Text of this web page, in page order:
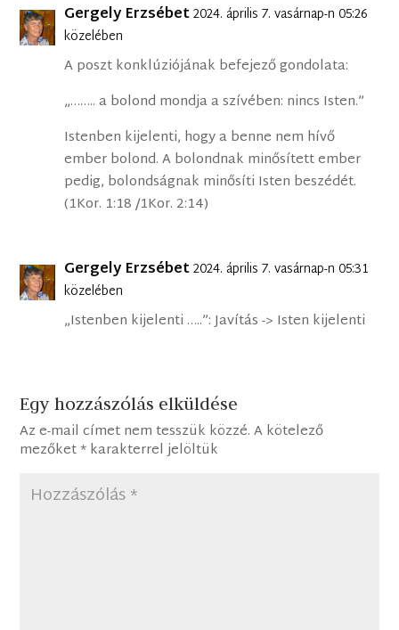
Gergely Erzsébet2024. április 7. vasárnap-n 05:26
közelében
A poszt konklúziójának befejező gondolata:
„…….. a bolond mondja a szívében: nincs Isten.”
Istenben kijelenti, hogy a benne nem hívő
ember bolond. A bolondnak minősített ember
pedig, bolondságnak minősíti Isten beszédét.
(1Kor. 1:18 /1Kor. 2:14)
Gergely Erzsébet2024. április 7. vasárnap-n 05:31
közelében
„Istenben kijelenti …..”: Javítás -> Isten kijelenti
Egy hozzászólás elküldése
Az e-mail címet nem tesszük közzé. A kötelező
mezőket*karakterrel jelöltük